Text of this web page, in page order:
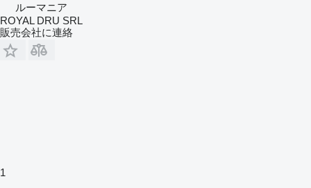
ルーマニア
ROYAL DRU SRL
販売会社に連絡
1